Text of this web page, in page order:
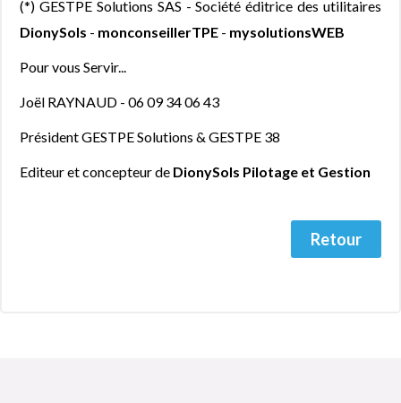
(*) GESTPE Solutions SAS - Société éditrice des utilitaires
DionySols - monconseillerTPE - mysolutionsWEB
Pour vous Servir...
Joël RAYNAUD - 06 09 34 06 43
Président GESTPE Solutions & GESTPE 38
Editeur et concepteur de DionySols Pilotage et Gestion
Retour